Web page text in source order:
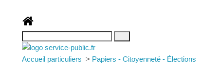
Accueil particuliers> Papiers - Citoyenneté -